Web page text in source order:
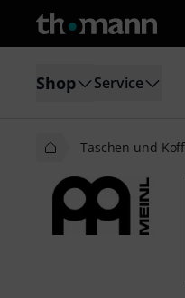
Shop Service
Taschen und